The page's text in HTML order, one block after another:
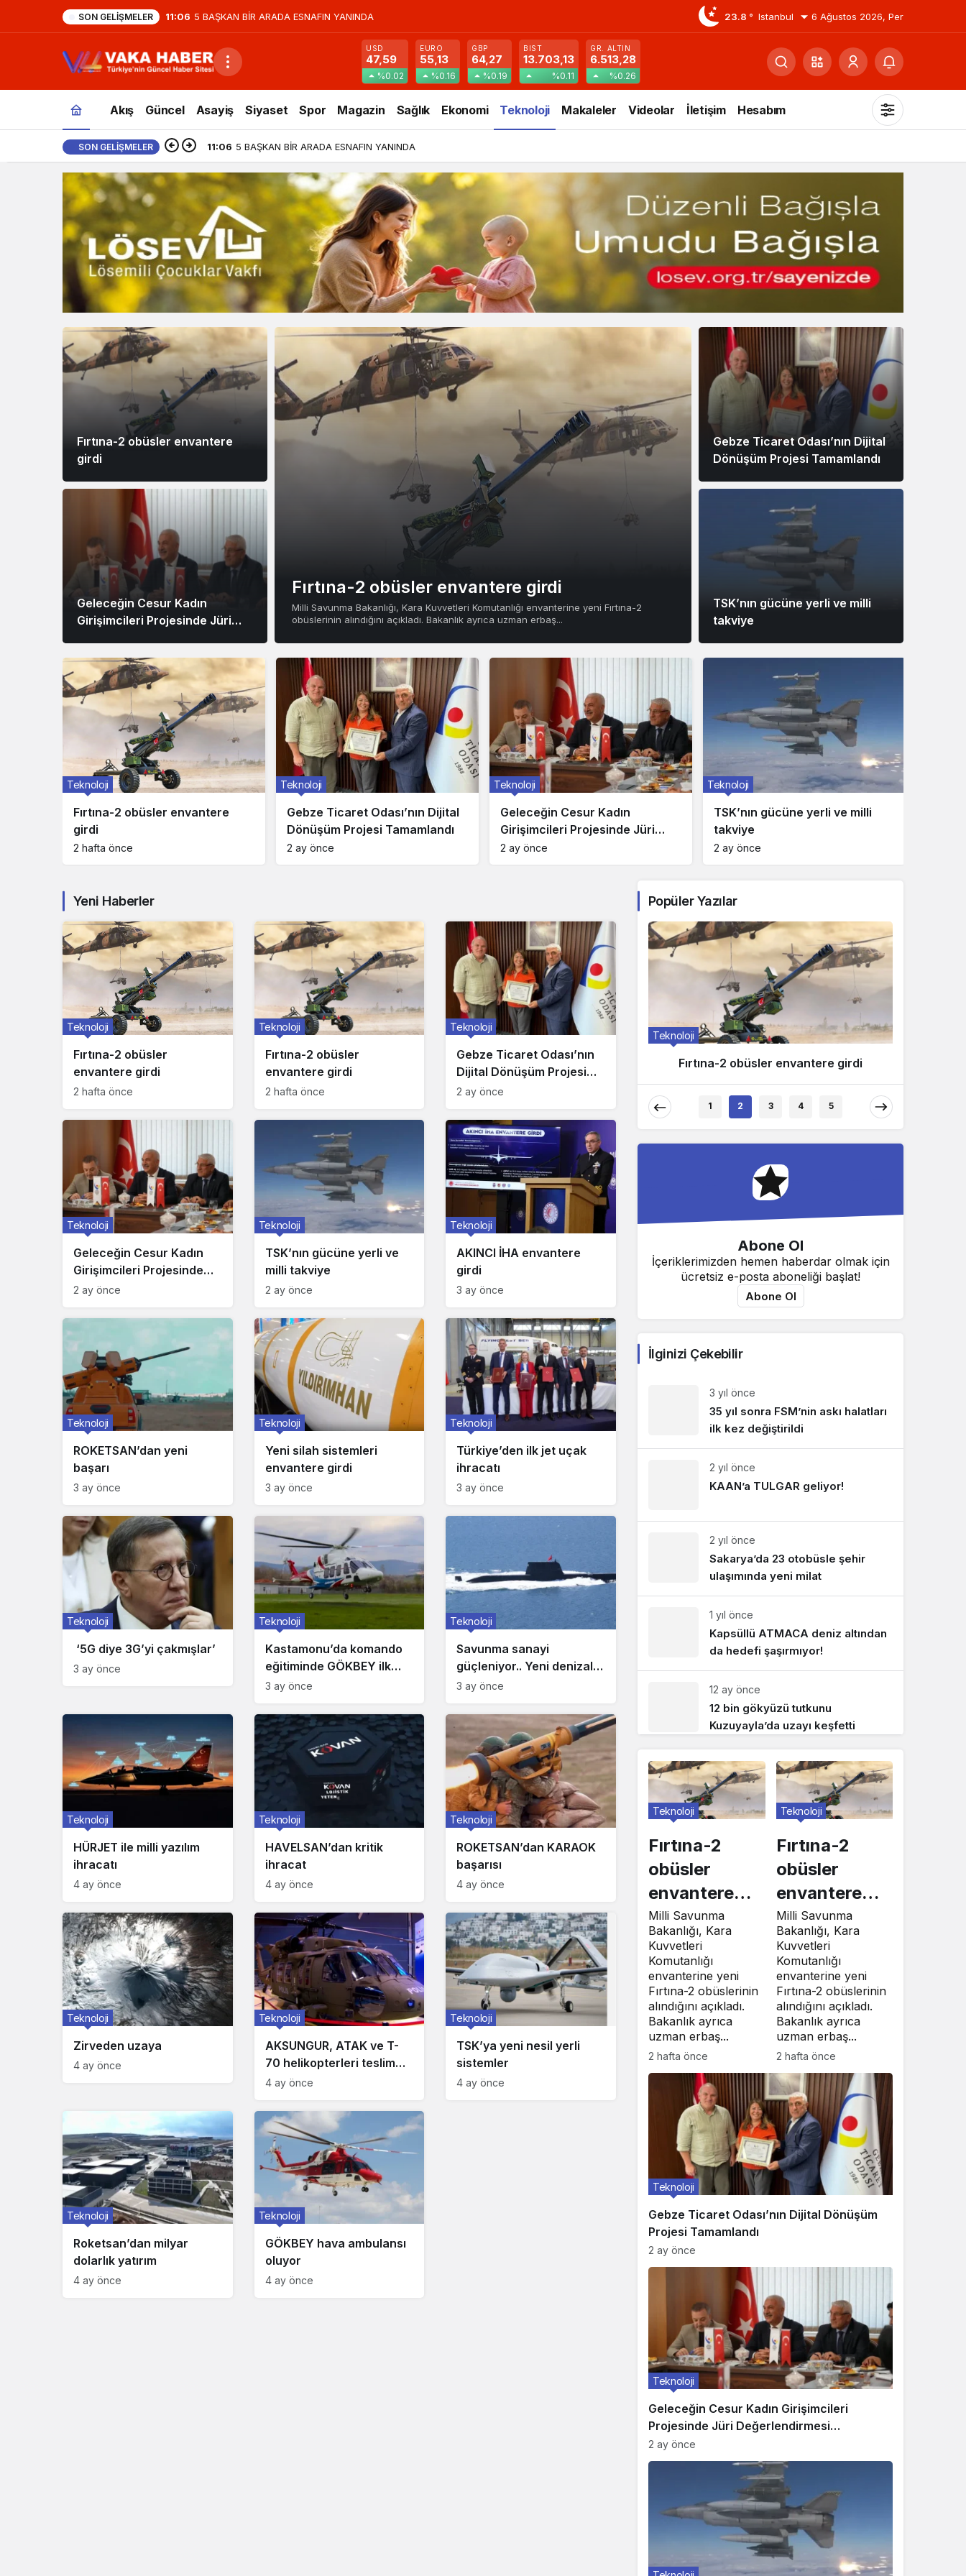
SON GELIŞMELER 11:06 5 BAŞKAN BİR ARADA ESNAFIN YANINDA 23.8 ° Istanbul 6 Ağustos 2026, Per
Teknoloji
Haberleri
USD
47,59
%0.02
EURO
55,13
%0.16
GBP
64,27
%0.19
BIST
13.703,13
%0.11
GR. ALTIN
6.513,28
%0.26
Akış Güncel Asayiş Siyaset Spor Magazin Sağlık Ekonomi Teknoloji Makaleler Videolar İletişim Hesabım
Mod
değiştir
Gündüz modunu seçin.
Gece Modu
Sistem Modu
Sistem modunu seçin.
SON GELIŞMELER 11:06 5 BAŞKAN BİR ARADA ESNAFIN YANINDA
Fırtına-2 obüsler envantere girdi
Milli Savunma Bakanlığı, Kara Kuvvetleri Komutanlığı envanterine yeni Fırtına-2
obüslerinin alındığını açıkladı. Bakanlık ayrıca uzman erbaş...
Fırtına-2 obüsler envantere
girdi
Gebze Ticaret Odası’nın Dijital
Dönüşüm Projesi Tamamlandı
Geleceğin Cesur Kadın
Girişimcileri Projesinde Jüri
TSK’nın gücüne yerli ve milli
takviye
Teknoloji
Fırtına-2 obüsler envantere
girdi
2 hafta önce
Teknoloji
Gebze Ticaret Odası’nın Dijital
Dönüşüm Projesi Tamamlandı
2 ay önce
Teknoloji
Geleceğin Cesur Kadın
Girişimcileri Projesinde Jüri
Değerlendirmesi Tamamlandı
2 ay önce
Teknoloji
TSK’nın gücüne yerli ve milli
takviye
2 ay önce
Yeni Haberler
Fırtına-2 obüsler
envantere girdi
Teknoloji
2 hafta önce
Fırtına-2 obüsler
envantere girdi
Teknoloji
2 hafta önce
Gebze Ticaret Odası’nın
Dijital Dönüşüm Projesi
Tamamlandı
Teknoloji
2 ay önce
Geleceğin Cesur Kadın
Girişimcileri Projesinde
Jüri Değerlendirmesi
Teknoloji
2 ay önce
TSK’nın gücüne yerli ve
milli takviye
Teknoloji
2 ay önce
AKINCI İHA envantere
girdi
Teknoloji
3 ay önce
ROKETSAN’dan yeni
başarı
Teknoloji
3 ay önce
Yeni silah sistemleri
envantere girdi
Teknoloji
3 ay önce
Türkiye’den ilk jet uçak
ihracatı
Teknoloji
3 ay önce
‘5G diye 3G’yi çakmışlar’
Teknoloji
3 ay önce
Kastamonu’da komando
eğitiminde GÖKBEY ilk
kez kullanıldı
Teknoloji
3 ay önce
Savunma sanayi
güçleniyor.. Yeni denizaltı
ilk seferine çıktı
Teknoloji
3 ay önce
HÜRJET ile milli yazılım
ihracatı
Teknoloji
4 ay önce
HAVELSAN’dan kritik
ihracat
Teknoloji
4 ay önce
ROKETSAN’dan KARAOK
başarısı
Teknoloji
4 ay önce
Zirveden uzaya
Teknoloji
4 ay önce
AKSUNGUR, ATAK ve T-
70 helikopterleri teslim
edildi
Teknoloji
4 ay önce
TSK’ya yeni nesil yerli
sistemler
Teknoloji
4 ay önce
Roketsan’dan milyar
dolarlık yatırım
Teknoloji
4 ay önce
GÖKBEY hava ambulansı
oluyor
Teknoloji
4 ay önce
Popüler Yazılar
Teknoloji
Fırtına-2 obüsler envantere girdi
Teknoloji
Fırtına-2 obüsler envantere girdi
Teknoloji
Gebze Ticaret Odası’nın Dijital
Dönüşüm Projesi Tamamlandı
Abone Ol
İçeriklerimizden hemen haberdar olmak için
ücretsiz e-posta aboneliği başlat!
3 yıl önce
35 yıl sonra FSM’nin askı halatları
ilk kez değiştirildi
2 yıl önce
2 yıl önce
Sakarya’da 23 otobüsle şehir
ulaşımında yeni milat
1 yıl önce
Kapsüllü ATMACA deniz altından
da hedefi şaşırmıyor!
12 ay önce
12 bin gökyüzü tutkunu
Fırtına-2
obüsler
envantere
girdi
Milli Savunma
Bakanlığı, Kara
Kuvvetleri
Komutanlığı
envanterine yeni
Fırtına-2 obüslerinin
alındığını açıkladı.
Bakanlık ayrıca
uzman erbaş...
2 hafta önce
Fırtına-2
obüsler
envantere
girdi
Milli Savunma
Bakanlığı, Kara
Kuvvetleri
Komutanlığı
envanterine yeni
Fırtına-2 obüslerinin
alındığını açıkladı.
Bakanlık ayrıca
uzman erbaş...
2 hafta önce
Gebze Ticaret Odası’nın Dijital Dönüşüm
Projesi Tamamlandı
2 ay önce
Geleceğin Cesur Kadın Girişimcileri
Projesinde Jüri Değerlendirmesi
Tamamlandı
2 ay önce